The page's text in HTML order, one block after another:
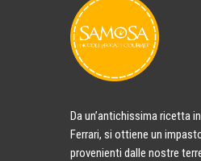
Da un’antichissima ricetta
Ferrari, si ottiene un
provenienti dalle nostre